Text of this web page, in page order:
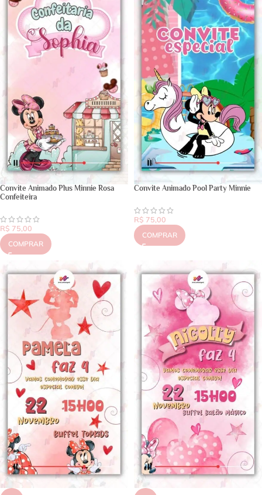
Convite Animado Plus Minnie Rosa
Confeiteira
R$ 75,00
COMPRAR
Convite Animado Pool Party Minnie
R$ 75,00
COMPRAR